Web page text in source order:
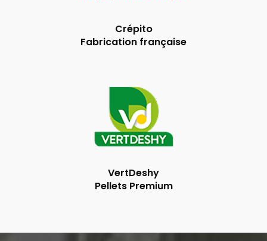
Crépito
Fabrication française
VertDeshy
Pellets Premium